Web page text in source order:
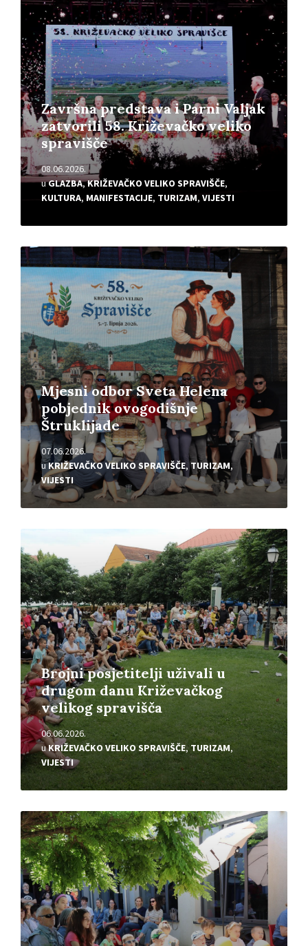
Završna predstava i Parni Valjak
zatvorili 58. Križevačko veliko
spravišče
08.06.2026.
uGLAZBA,KRIŽEVAČKO VELIKO SPRAVIŠČE,
KULTURA, MANIFESTACIJE, TURIZAM, VIJESTI
Mjesni odbor Sveta Helena
pobjednik ovogodišnje
Štruklijade
07.06.2026.
uKRIŽEVAČKO VELIKO SPRAVIŠČE,TURIZAM,
VIJESTI
Pročitajte
više
Brojni posjetitelji uživali u
drugom danu Križevačkog
velikog spravišča
06.06.2026.
uKRIŽEVAČKO VELIKO SPRAVIŠČE,TURIZAM,
VIJESTI
više
Pročitajte
više